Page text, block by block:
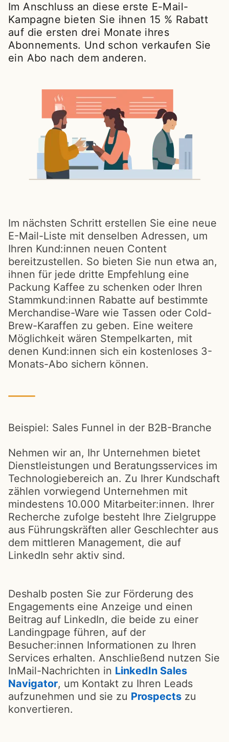
Im Anschluss an diese erste E-Mail-
Kampagne bieten Sie ihnen 15 % Rabatt
auf die ersten drei Monate ihres
Abonnements. Und schon verkaufen Sie
ein Abo nach dem anderen.
Im nächsten Schritt erstellen Sie eine neue
E-Mail-Liste mit denselben Adressen, um
Ihren Kund:innen neuen Content
bereitzustellen. So bieten Sie nun etwa an,
ihnen für jede dritte Empfehlung eine
Packung Kaffee zu schenken oder Ihren
Stammkund:innen Rabatte auf bestimmte
Merchandise-Ware wie Tassen oder Cold-
Brew-Karaffen zu geben. Eine weitere
Möglichkeit wären Stempelkarten, mit
denen Kund:innen sich ein kostenloses 3-
Monats-Abo sichern können.
Beispiel: Sales Funnel in der B2B-Branche
Nehmen wir an, Ihr Unternehmen bietet
Dienstleistungen und Beratungsservices im
Technologiebereich an. Zu Ihrer Kundschaft
zählen vorwiegend Unternehmen mit
mindestens 10.000 Mitarbeiter:innen. Ihrer
Recherche zufolge besteht Ihre Zielgruppe
aus Führungskräften aller Geschlechter aus
dem mittleren Management, die auf
LinkedIn sehr aktiv sind.
Deshalb posten Sie zur Förderung des
Engagements eine Anzeige und einen
Beitrag auf LinkedIn, die beide zu einer
Landingpage führen, auf der
Besucher:innen Informationen zu Ihren
Services erhalten. Anschließend nutzen Sie
InMail-Nachrichten in LinkedIn Sales
Navigator, um Kontakt zu Ihren Leads
aufzunehmen und sie zu Prospects zu
konvertieren.